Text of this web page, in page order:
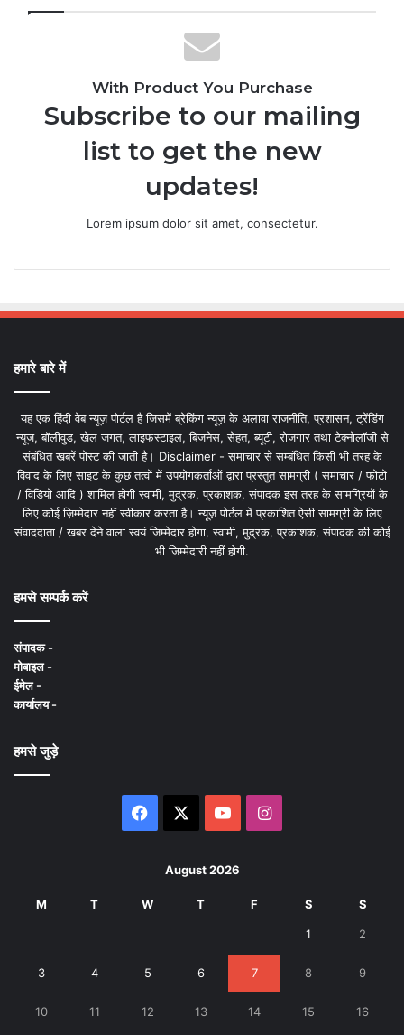
With Product You Purchase
Subscribe to our mailing
list to get the new
updates!
Lorem ipsum dolor sit amet, consectetur.
हमारे बारे में
यह एक हिंदी वेब न्यूज़ पोर्टल है जिसमें ब्रेकिंग न्यूज़ के अलावा राजनीति, प्रशासन, ट्रेंडिंग
न्यूज, बॉलीवुड, खेल जगत, लाइफस्टाइल, बिजनेस, सेहत, ब्यूटी, रोजगार तथा टेक्नोलॉजी से
संबंधित खबरें पोस्ट की जाती है। Disclaimer - समाचार से सम्बंधित किसी भी तरह के
विवाद के लिए साइट के कुछ तत्वों में उपयोगकर्ताओं द्वारा प्रस्तुत सामग्री ( समाचार / फोटो
/ विडियो आदि ) शामिल होगी स्वामी, मुद्रक, प्रकाशक, संपादक इस तरह के सामग्रियों के
लिए कोई ज़िम्मेदार नहीं स्वीकार करता है। न्यूज़ पोर्टल में प्रकाशित ऐसी सामग्री के लिए
संवाददाता / खबर देने वाला स्वयं जिम्मेदार होगा, स्वामी, मुद्रक, प्रकाशक, संपादक की कोई
भी जिम्मेदारी नहीं होगी.
हमसे सम्पर्क करें
संपादक -
मोबाइल -
ईमेल -
कार्यालय -
हमसे जुड़े
Facebook YouTubeInstagram
August 2026
M T W T F S S
1 2
3 4 5 6 7 8 9
10 11 12 13 14 15 16